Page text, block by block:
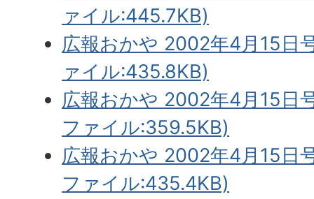
ァイル:445.7KB)
広報おかや 2002年4月15日
ァイル:435.8KB)
広報おかや 2002年4月15日
ファイル:359.5KB)
広報おかや 2002年4月15日
ファイル:435.4KB)